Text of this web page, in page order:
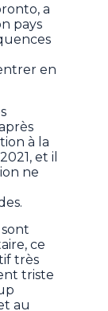
a
pays
en
à la
et il
ne
ce
très
triste
au